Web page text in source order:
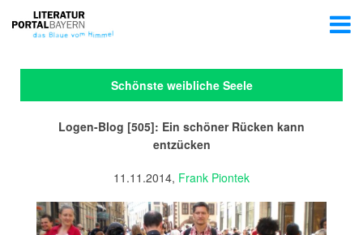
Schönste weibliche Seele
Logen-Blog [505]: Ein schöner Rücken kann
entzücken
11.11.2014, Frank Piontek